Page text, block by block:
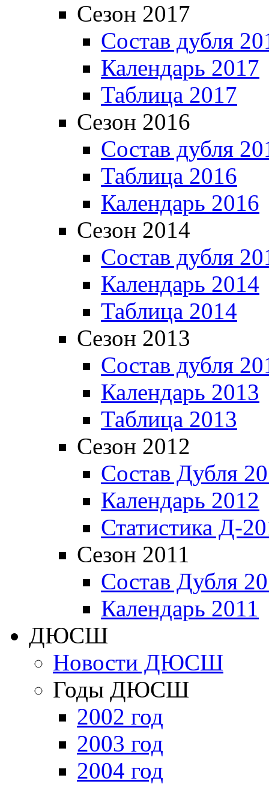
Сезон 2017
Состав дубля
Календарь 2017
Таблица 2017
Сезон 2016
Состав дубля
Таблица 2016
Календарь 2016
Сезон 2014
Состав дубля
Календарь 2014
Таблица 2014
Сезон 2013
Состав дубля
Календарь 2013
Таблица 2013
Сезон 2012
Состав Дубля
Календарь 2012
Статистика Д-
Сезон 2011
Состав Дубля
Календарь 2011
ДЮСШ
Новости ДЮСШ
Годы ДЮСШ
2002 год
2003 год
2004 год